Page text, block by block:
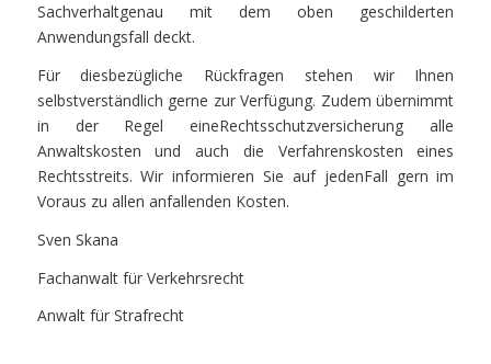
Sachverhaltgenau mit dem oben geschilderten
Anwendungsfall deckt.
Für diesbezügliche Rückfragen stehen wir Ihnen
selbstverständlich gerne zur Verfügung. Zudem übernimmt
in der Regel eineRechtsschutzversicherung alle
Anwaltskosten und auch die Verfahrenskosten eines
Rechtsstreits. Wir informieren Sie auf jedenFall gern im
Voraus zu allen anfallenden Kosten.
Sven Skana
Fachanwalt für Verkehrsrecht
Anwalt für Strafrecht